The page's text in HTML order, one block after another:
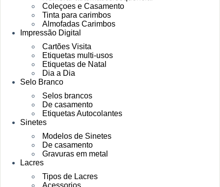
Coleçoes e Casamento
Tinta para carimbos
Almofadas Carimbos
Impressão Digital
Cartões Visita
Etiquetas multi-usos
Etiquetas de Natal
Dia a Dia
Selo Branco
Selos brancos
De casamento
Etiquetas Autocolantes
Sinetes
Modelos de Sinetes
De casamento
Gravuras em metal
Lacres
Tipos de Lacres
Acessorios